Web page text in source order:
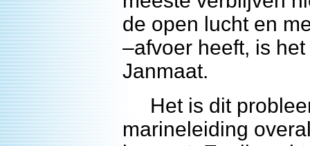
de open lucht en
–afvoer heeft, is
Janmaat.
Het is dit
marineleiding